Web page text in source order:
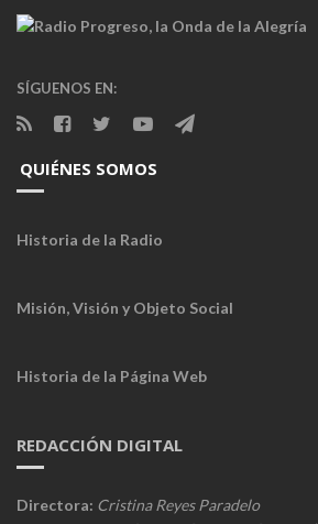
SÍGUENOS EN:
QUIÉNES SOMOS
Historia de la Radio
Misión, Visión y Objeto Social
Historia de la Página Web
REDACCIÓN DIGITAL
Directora: Cristina Reyes Paradelo